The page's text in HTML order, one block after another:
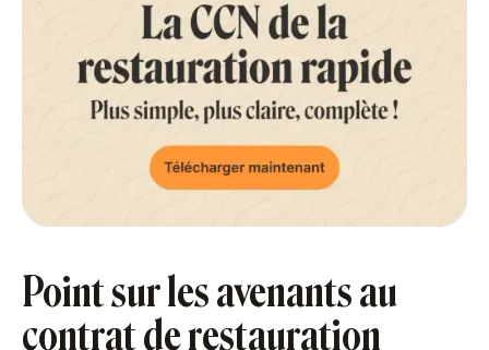
Point sur les avenants au
contrat de restauration